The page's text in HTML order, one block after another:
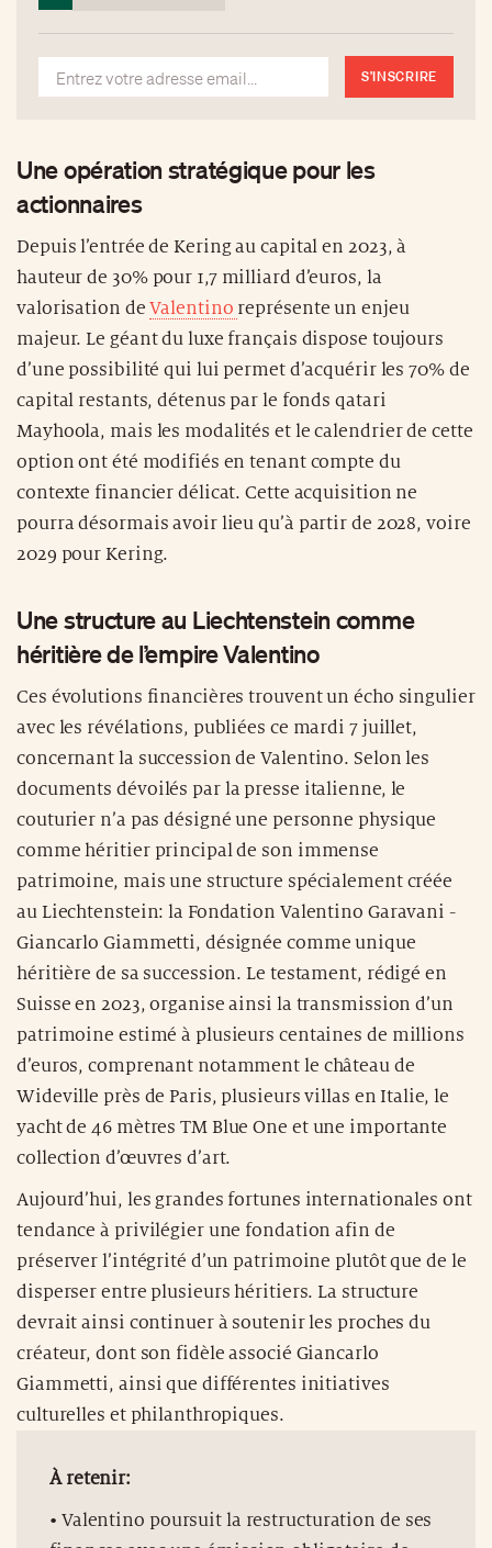
S'INSCRIRE
Une opération stratégique pour les
actionnaires
Depuis l’entrée de Kering au capital en 2023, à
hauteur de 30% pour 1,7 milliard d’euros, la
valorisation deValentino représente un enjeu
majeur. Le géant du luxe français dispose toujours
d’une possibilité qui lui permet d’acquérir les 70% de
capital restants, détenus par le fonds qatari
Mayhoola, mais les modalités et le calendrier de cette
option ont été modifiés en tenant compte du
contexte financier délicat. Cette acquisition ne
pourra désormais avoir lieu qu’à partir de 2028, voire
2029 pour Kering.
Une structure au Liechtenstein comme
héritière de l’empire Valentino
Ces évolutions financières trouvent un écho singulier
avec les révélations, publiées ce mardi 7 juillet,
concernant la succession de Valentino. Selon les
documents dévoilés par la presse italienne, le
couturier n’a pas désigné une personne physique
comme héritier principal de son immense
patrimoine, mais une structure spécialement créée
au Liechtenstein: la Fondation Valentino Garavani -
Giancarlo Giammetti, désignée comme unique
héritière de sa succession. Le testament, rédigé en
Suisse en 2023, organise ainsi la transmission d’un
patrimoine estimé à plusieurs centaines de millions
d’euros, comprenant notamment le château de
Wideville près de Paris, plusieurs villas en Italie, le
yacht de 46 mètres TM Blue One et une importante
collection d’œuvres d’art.
Aujourd’hui, les grandes fortunes internationales ont
tendance à privilégier une fondation afin de
préserver l’intégrité d’un patrimoine plutôt que de le
disperser entre plusieurs héritiers. La structure
devrait ainsi continuer à soutenir les proches du
créateur, dont son fidèle associé Giancarlo
Giammetti, ainsi que différentes initiatives
culturelles et philanthropiques.
À retenir:
• Valentino poursuit la restructuration de ses